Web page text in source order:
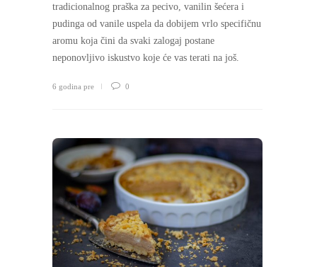
tradicionalnog praška za pecivo, vanilin šećera i
pudinga od vanile uspela da dobijem vrlo specifičnu
aromu koja čini da svaki zalogaj postane
neponovljivo iskustvo koje će vas terati na još.
6 godina pre 0